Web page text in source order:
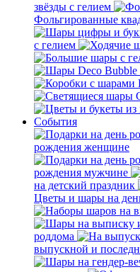
звёзды с гелием
Фольгированные
с гелием
События
рождения женщине
рождения мужчине
на детский праздник
Цветы и шары на
роддома
выпускной и